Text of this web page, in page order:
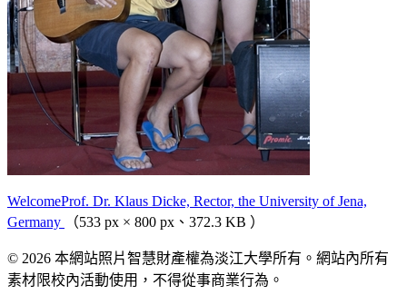
WelcomeProf. Dr. Klaus Dicke, Rector, the University of Jena,
Germany
（533 px × 800 px、372.3 KB ）
© 2026 本網站照片智慧財產權為淡江大學所有。網站內所有
素材限校內活動使用，不得從事商業行為。